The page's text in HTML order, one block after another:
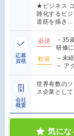
★ビジネス
雑化するビ
道筋を描き…
応募
資格
必須
・35
研修
歓迎
～未
～ ア
会社
概要
世界有数の
ス企業とし
気にな